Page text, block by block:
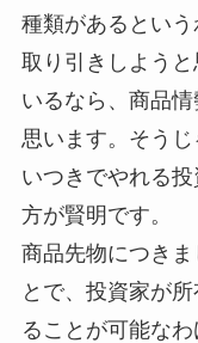
種類があるという
取り引きしよう
いるなら、商品
思います。そう
いつきでやれる
方が賢明です。
商品先物につき
とで、投資家が
ることが可能な